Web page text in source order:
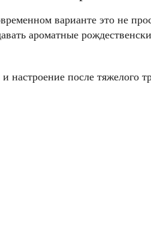
варианте это не
ароматные
после тяжелого